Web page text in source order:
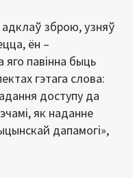
зброю, узняў
ён –
павінна быць
гэтага слова:
доступу да
як наданне
дапамогі»,